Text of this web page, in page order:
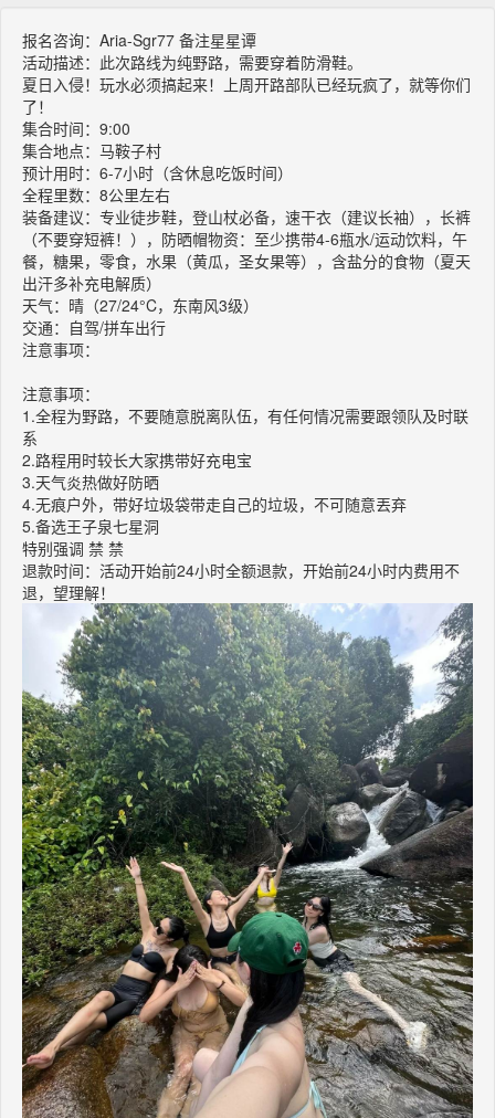
报名咨询：Aria-Sgr77 备注星星谭
活动描述：此次路线为纯野路，需要穿着防滑鞋。
夏日入侵！玩水必须搞起来！上周开路部队已经玩疯了，就等你们
了！
集合时间：9:00
集合地点：马鞍子村
预计用时：6-7小时（含休息吃饭时间）
全程里数：8公里左右
装备建议：专业徒步鞋，登山杖必备，速干衣（建议长袖），长裤
（不要穿短裤！），防晒帽物资：至少携带4-6瓶水/运动饮料，午
餐，糖果，零食，水果（黄瓜，圣女果等），含盐分的食物（夏天
出汗多补充电解质）
天气：晴（27/24°C，东南风3级）
交通：自驾/拼车出行
注意事项：
注意事项：
1.全程为野路，不要随意脱离队伍，有任何情况需要跟领队及时联
系
2.路程用时较长大家携带好充电宝
3.天气炎热做好防晒
4.无痕户外，带好垃圾袋带走自己的垃圾，不可随意丟弃
5.备选王子泉七星洞
特别强调 禁 禁
退款时间：活动开始前24小时全额退款，开始前24小时内费用不
退，望理解！